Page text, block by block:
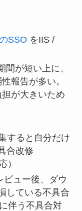
SSO をIIS /
間が短い上に、
報告が多い。
が大きいため
すると自分だけ
合改修
）
ビュー後、ダウ
している不具合
伴う不具合対